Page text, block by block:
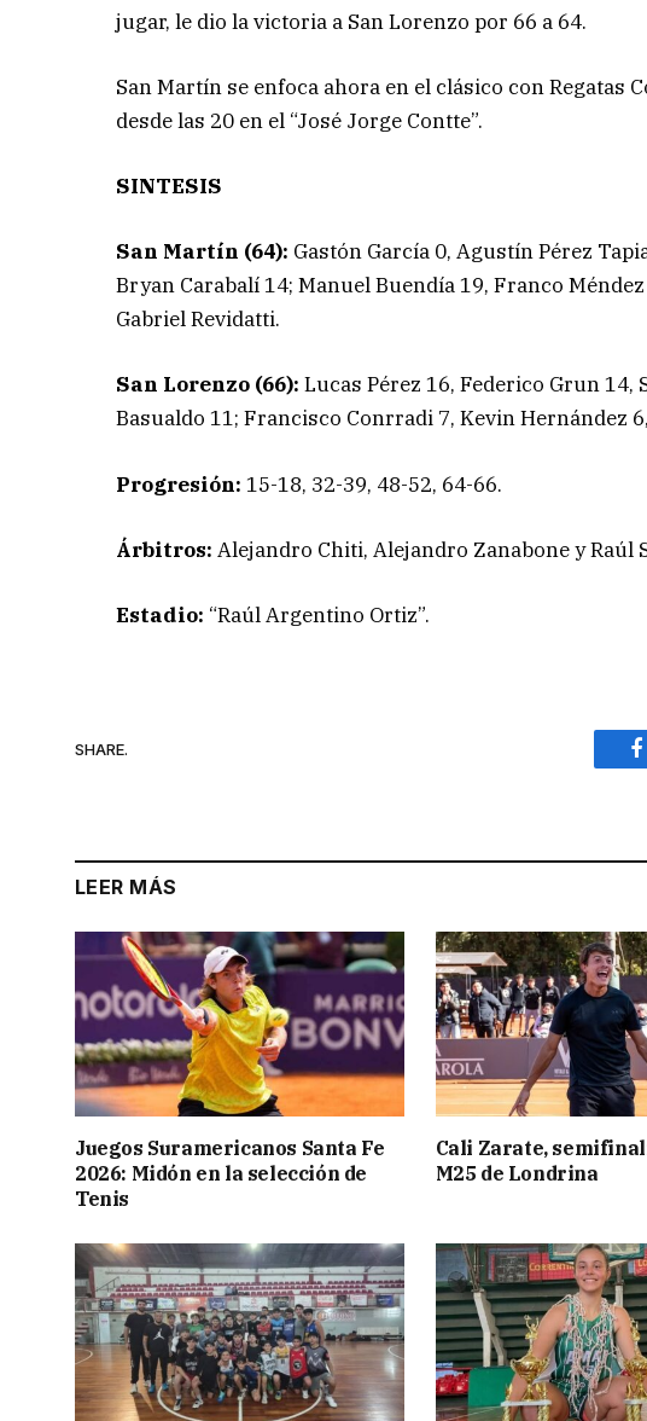
jugar, le dio la victoria a San Lorenzo por 66 a 64.
San Martín se enfoca ahora en el clásico con Regatas
desde las 20 en el “José Jorge Contte”.
SINTESIS
San Martín (64): Gastón García 0, Agustín Pérez
Bryan Carabalí 14; Manuel Buendía 19, Franco
Gabriel Revidatti.
San Lorenzo (66): Lucas Pérez 16, Federico Grun 14,
Basualdo 11; Francisco Conrradi 7, Kevin Hernández
Progresión: 15-18, 32-39, 48-52, 64-66.
Árbitros: Alejandro Chiti, Alejandro Zanabone y Raúl
Estadio: “Raúl Argentino Ortiz”.
SHARE.
LEER MÁS
Juegos Suramericanos Santa Fe
2026: Midón en la selección de
Tenis
Cali Zarate,
M25 de Londrina